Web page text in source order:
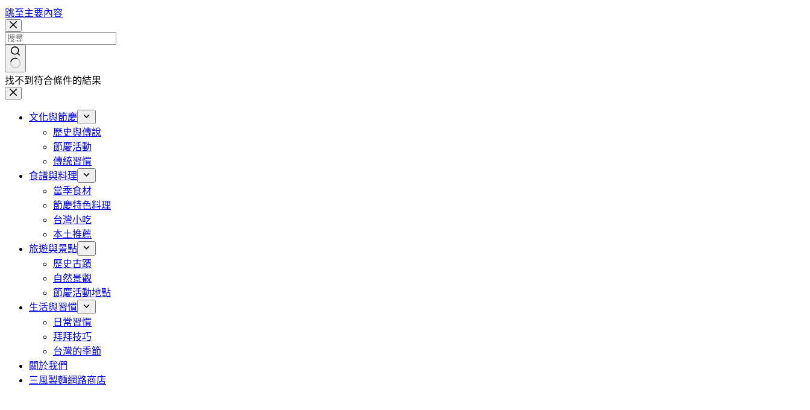
跳至主要內容
找不到符合條件的結果
文化與節慶
歷史與傳說
節慶活動
傳統習慣
食譜與料理
當季食材
節慶特色料理
台灣小吃
本土推薦
旅遊與景點
歷史古蹟
自然景觀
節慶活動地點
生活與習慣
日常習慣
拜拜技巧
台灣的季節
關於我們
三風製麵網路商店